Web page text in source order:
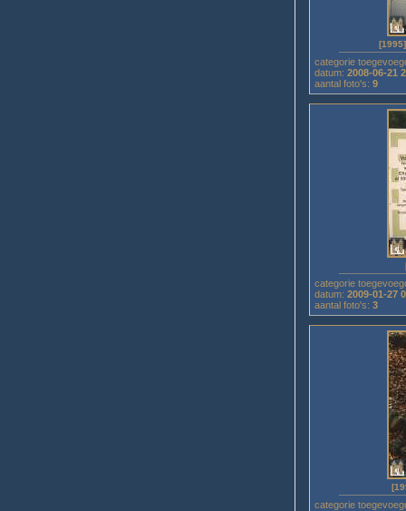
categorie
datum: 2008-06-21
aantal foto's: 9
categorie
datum: 2009-01-27
aantal foto's: 3
categorie